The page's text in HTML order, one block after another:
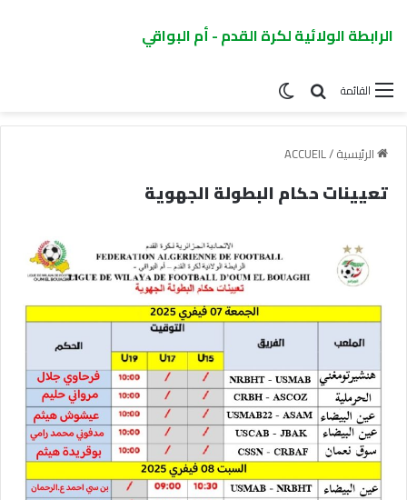
الرابطة الولائية لكرة القدم - أم البواقي
القائمة
الرئيسية/
ACCUEIL
تعيينات حكام البطولة الجهوية